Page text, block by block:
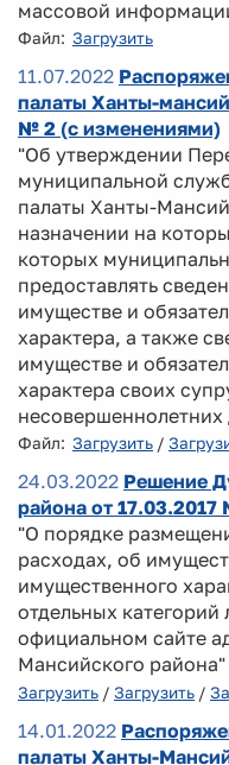
массовой
Файл: Загрузить
11.07.2022
палаты Ханты-
№ 2 (с изменениями)
"Об утверждении
муниципальной
палаты Ханты-
назначении на
которых
предоставлять
имуществе и
характера, а также
имуществе и
характера своих
несовершеннолетних
Файл: Загрузить /
24.03.2022 Решение
района от
"О порядке
расходах, об
имущественного
отдельных
официальном сайте
Мансийского района"
Загрузить / Загрузить /
14.01.2022
палаты Ханты-